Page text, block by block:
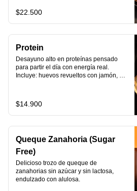
mermelada de arándanos y granola
hecha en casa.
$22.500
Protein
Desayuno alto en proteínas pensado
para partir el día con energía real.
Incluye: huevos revueltos con jamón,
mermelada de arándanos y granola
receta exclusiva The Breakfast, porción
de mantequilla de maní natural y café o
té a elección.
$14.900
Queque Zanahoria (Sugar
Free)
Delicioso trozo de queque de
zanahorias sin azúcar y sin lactosa,
endulzado con alulosa.